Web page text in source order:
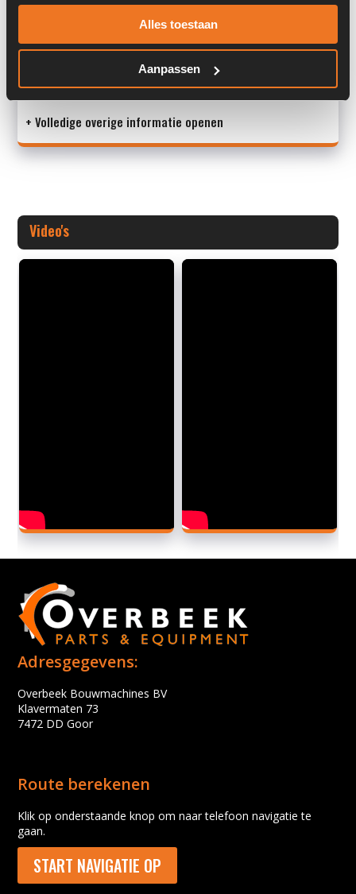
Alles toestaan
Aanpassen
Type 1: VOE15222848
S/N: 1350305
+ Volledige overige informatie openen
Video's
Adresgegevens:
Overbeek Bouwmachines BV
Klavermaten 73
7472 DD Goor
Route berekenen
Klik op onderstaande knop om naar telefoon navigatie te
gaan.
START NAVIGATIE OP